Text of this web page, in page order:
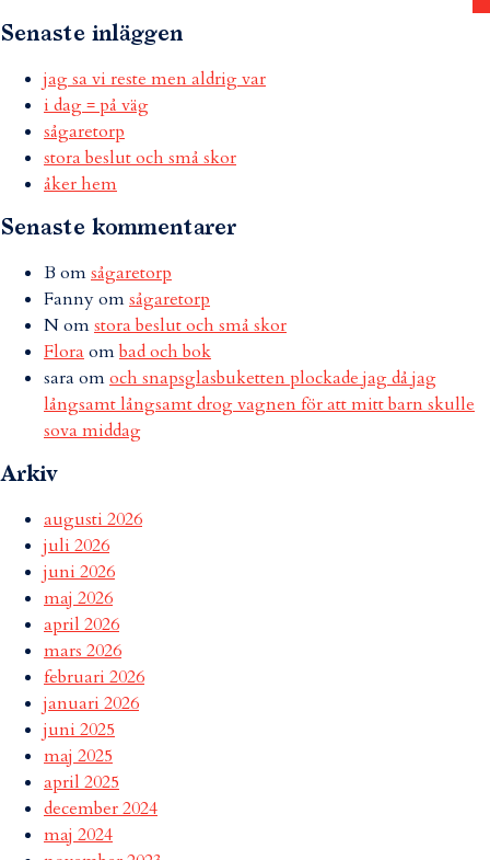
Senaste inläggen
jag sa vi reste men aldrig var
i dag = på väg
sågaretorp
stora beslut och små skor
åker hem
Senaste kommentarer
B omsågaretorp
Fannyomsågaretorp
Nomstora beslut och små skor
Flora ombad och bok
sara omoch snapsglasbuketten plockade jag då jag
långsamt långsamt drog vagnen för att mitt barn skulle
sova middag
Arkiv
augusti 2026
juli 2026
juni 2026
maj 2026
april 2026
mars 2026
februari 2026
januari 2026
juni 2025
maj 2025
april 2025
december 2024
maj 2024